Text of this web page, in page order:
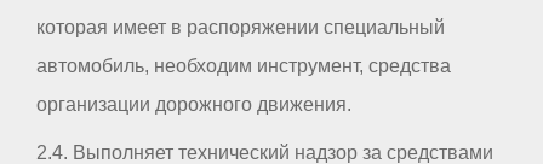
которая имеет в распоряжении специальный
автомобиль, необходим инструмент, средства
организации дорожного движения.
2.4. Выполняет технический надзор за средствами